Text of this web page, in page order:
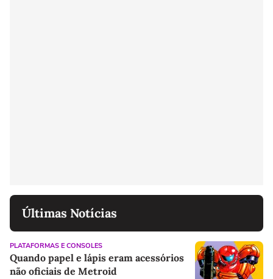
Últimas Notícias
PLATAFORMAS E CONSOLES
Quando papel e lápis eram acessórios
não oficiais de Metroid